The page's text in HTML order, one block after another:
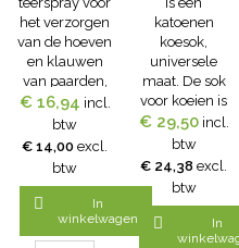
het verzorgen
van de hoeven
en klauwen
van paarden,
rundvee en
schapen.
Blockit Tar
Spray in een
spuitbus die
ook
ondersteboven
€ 16,94 incl.
btw
€ 14,00 excl.
btw

In
winkelwagen
katoenen
koesok,
universele
maat. De sok
voor koeien is
gemakkelijk
aan te
brengen en
comfortabel
Toepassing:
Maak de
€ 29,50 incl.
btw
€ 24,38 excl.
btw

In